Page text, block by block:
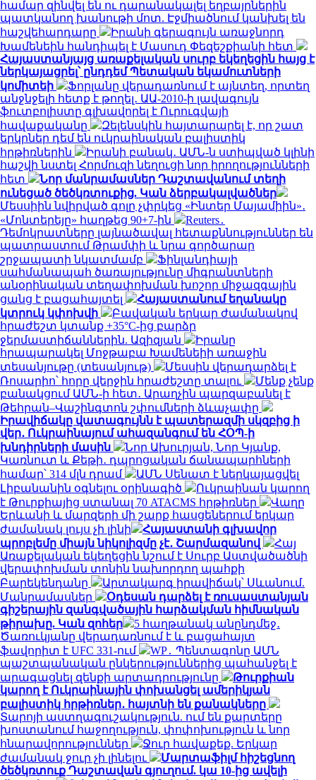
համար զինվել են ու դարանակալել եղբայրներին
պատկանող խանութի մոտ. Էջմիածնում կանխել են
հաշվեհարդարը
Իրանի գերագույն առաջնորդ
Խամենեին հանդիպել է Մասուդ Փեզեշքիանի հետ
Հայաստանյայց առաքելական սուրբ եկեղեցին հայց է
ներկայացրել՝ ընդդեմ Պետական եկամուտների
կոմիտեի
Ֆորլանը վերադառնում է այնտեղ, որտեղ
անջնջելի հետք է թողել․ ԱԱ-2010-ի լավագույն
ֆուտբոլիստը գլխավորել է Ուրուգվայի
հավաքականը
Զելենսկին հայտարարել է, որ շատ
երկրներ դեմ են ուկրաինական բալիստիկ
հրթիռներին
Իրանի բանակ․ ԱՄՆ-ն ստիպված կլինի
հաշվի նստել Հորմուզի նեղուցի նոր իրողությունների
հետ
Նոր մանրամասներ Դաշտավանում տեղի
ունեցած ծեծկռտուքից. Կան ձերբակալվածներ
Մեսսիին նվիրված գոլը չփրկեց «Ինտեր Մայամիին»․
«Մոնտերեյը» հաղթեց 90+7-ին
Reuters․
Դեմոկրատները լայնածավալ հետաքննություններ են
պատրաստում Թրամփի և նրա գործարար
շրջապատի նկատմամբ
Ֆինլանդիայի
սահմանապահ ծառայությունը միգրանտների
անօրինական տեղափոխման խոշոր միջազգային
ցանց է բացահայտել
Հայաստանում եղանակը
կտրուկ կփոխվի
Բավական երկար ժամանակով
հրաժեշտ կտանք +35°C-ից բարձր
ջերմաստիճաններին. Ազիզյան
Իրանը
հրապարակել Մոջթաբա Խամենեիի առաջին
տեսանյութը (տեսանյութ)
Մեսսին վերադարձել է
Ռոսարիո՝ հորը վերջին հրաժեշտը տալու
Մենք չենք
բանակցում ԱՄՆ-ի հետ․ Արաղչին պարզաբանել է
Թեհրան–Վաշինգտոն շփումների ձևաչափը
Իրավիճակը վատագույնն է պատերազմի սկզբից ի
վեր․ Ուկրաինայում ահազանգում են ՀՕՊ-ի
խնդիրների մասին
Նոր Ախուրյան, Նոր Կյանք,
Կառնուտ և Քեթի․ դպրոցական ճանապարհների
համար՝ 314 մլն դրամ
ԱՄՆ Սենատ է ներկայացվել
Լիբանանին օգնելու օրինագիծ
Ուկրաինան կարող
է Թուրքիայից ստանալ 70 ATACMS հրթիռներ
Վաղը
Երևանի և մարզերի մի շարք հասցեներում երկար
ժամանակ լույս չի լինի
Հայաստանի գլխավոր
պրոբլեմը միայն նիկոլիզմը չէ․ Շարմազանով
Հայ
Առաքելական եկեղեցին նշում է Սուրբ Աստվածածնի
վերափոխման տոնին նախորդող պահքի
Բարեկենդանը
Արտակարգ իրավիճակ՝ Սևանում.
Մանրամասներ
Օդեսան դարձել է ռուսաստանյան
գիշերային զանգվածային հարձակման հիմնական
թիրախը. Կան զոհեր
5 հաղթանակ անընդմեջ․
Ծառուկյանը վերադառնում է և բացահայտ
ֆավորիտ է UFC 331-ում
WP․ Պենտագոնը ԱՄՆ
պաշտպանական ընկերություններից պահանջել է
արագացնել զենքի արտադրությունը
Թուրքիան
կարող է Ուկրաինային փոխանցել ամերիկյան
բալիստիկ հրթիռներ․ հայտնի են քանակները
Տարոյի աստղագուշակություն. ում են քարտերը
խոստանում հաջողություն, փոփոխություն և նոր
հնարավորություններ
Ջուր հավաքեք. Երկար
ժամանակ ջուր չի լինելու
Մարտաֆիլմ հիշեցնող
ծեծկռտուք Դաշտավան գյուղում. կա 10-ից ավելի